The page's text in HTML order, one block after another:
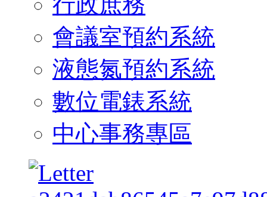
會議室預約系統
液態氮預約系統
數位電錶系統
中心事務專區